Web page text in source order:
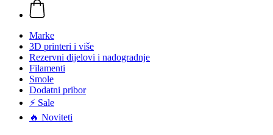
Marke
3D printeri i više
Rezervni dijelovi i nadogradnje
Filamenti
Smole
Dodatni pribor
⚡ Sale
🔥 Noviteti